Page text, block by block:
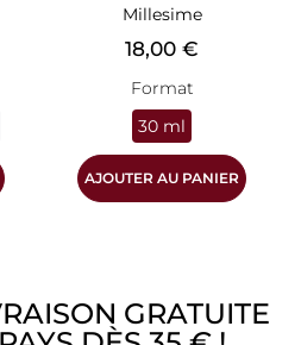
Millesime
Prix
18,00 €
Format
30 ml
AJOUTER AU PANIER
GRATUITE